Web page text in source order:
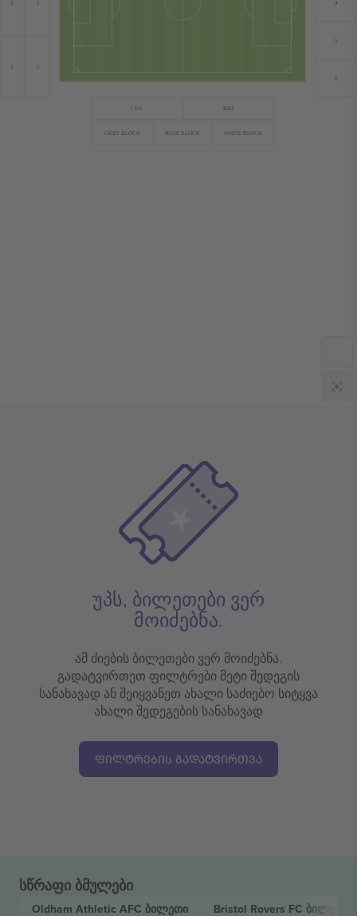
6
5
4
RRE
CRS
GREY BLOCK BLUE BLOCK WHITE BLOCK
2 2
უპს, ბილეთები ვერ
მოიძებნა.
ამ ძიების ბილეთები ვერ მოიძებნა.
გადატვირთეთ ფილტრები მეტი შედეგის
სანახავად ან შეიყვანეთ ახალი საძიებო სიტყვა
ახალი შედეგების სანახავად
ᲤᲘᲚᲢᲠᲔᲑᲘᲡ ᲒᲐᲓᲐᲢᲕᲘᲠᲗᲕᲐ
სწრაფი ბმულები
Oldham Athletic AFC ბილეთი Bristol Rovers FC ბილეთი